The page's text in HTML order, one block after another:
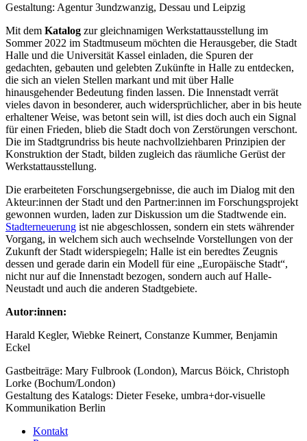
Gestaltung: Agentur 3undzwanzig, Dessau und Leipzig
Mit dem Katalog zur gleichnamigen Werkstattausstellung im
Sommer 2022 im Stadtmuseum möchten die Herausgeber, die Stadt
Halle und die Universität Kassel einladen, die Spuren der
gedachten, gebauten und gelebten Zukünfte in Halle zu entdecken,
die sich an vielen Stellen markant und mit über Halle
hinausgehender Bedeutung finden lassen. Die Innenstadt verrät
vieles davon in besonderer, auch widersprüchlicher, aber in bis heute
erhaltener Weise, was betont sein will, ist dies doch auch ein Signal
für einen Frieden, blieb die Stadt doch von Zerstörungen verschont.
Die im Stadtgrundriss bis heute nachvollziehbaren Prinzipien der
Konstruktion der Stadt, bilden zugleich das räumliche Gerüst der
Werkstattausstellung.
Die erarbeiteten Forschungsergebnisse, die auch im Dialog mit den
Akteur:innen der Stadt und den Partner:innen im Forschungsprojekt
gewonnen wurden, laden zur Diskussion um die Stadtwende ein.
Stadterneuerung ist nie abgeschlossen, sondern ein stets währender
Vorgang, in welchem sich auch wechselnde Vorstellungen von der
Zukunft der Stadt widerspiegeln; Halle ist ein beredtes Zeugnis
dessen und gerade darin ein Modell für eine „Europäische Stadt“,
nicht nur auf die Innenstadt bezogen, sondern auch auf Halle-
Neustadt und auch die anderen Stadtgebiete.
Autor:innen:
Harald Kegler, Wiebke Reinert, Constanze Kummer, Benjamin
Eckel
Gastbeiträge: Mary Fulbrook (London), Marcus Böick, Christoph
Lorke (Bochum/London)
Gestaltung des Katalogs: Dieter Feseke, umbra+dor-visuelle
Kommunikation Berlin
Kontakt